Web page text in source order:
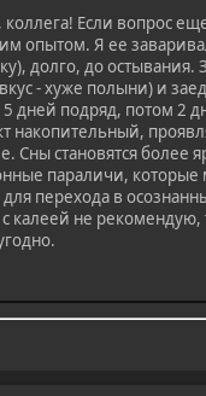
коллега! Если вопрос
опытом. Я ее
долго, до остывания.
- хуже полыни) и
дней подряд, потом 2
накопительный,
Сны становятся более
параличи,
для перехода в
калеей не рекомендую,